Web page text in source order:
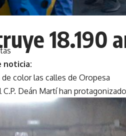
noticia:
de color las calles de Oropesa
C.P. Deán Martí han
y los disfraces comienzan
alumnos del C.P. Deán Martí
18.190